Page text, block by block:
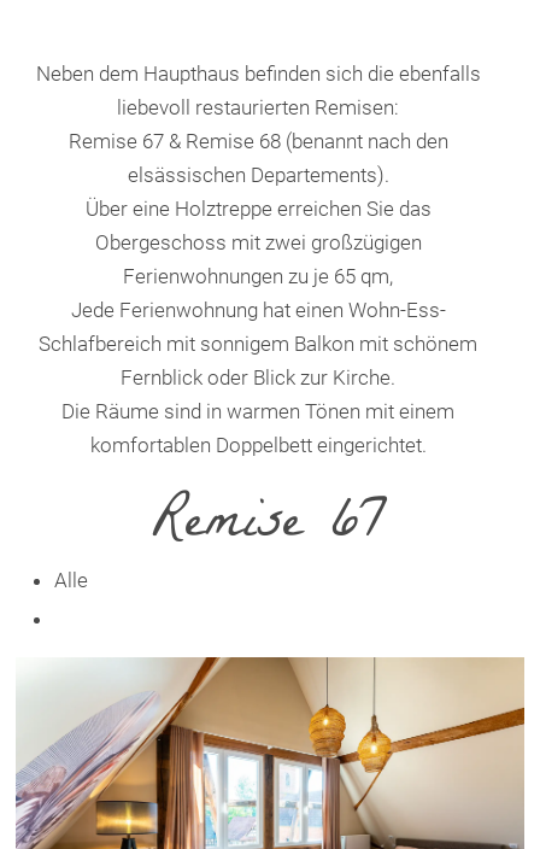
Neben dem Haupthaus befinden sich die ebenfalls
liebevoll restaurierten Remisen:
Remise 67 & Remise 68 (benannt nach den
elsässischen Departements).
Über eine Holztreppe erreichen Sie das
Obergeschoss mit zwei großzügigen
Ferienwohnungen zu je 65 qm,
Jede Ferienwohnung hat einen Wohn-Ess-
Schlafbereich mit sonnigem Balkon mit schönem
Fernblick oder Blick zur Kirche.
Die Räume sind in warmen Tönen mit einem
komfortablen Doppelbett eingerichtet.
Remise 67
Alle